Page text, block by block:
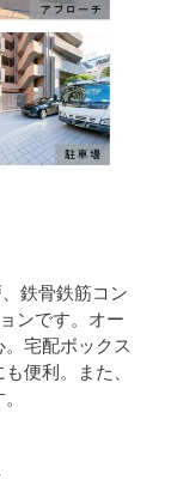
鉄骨鉄筋コン
ンです。オー
宅配ボックス
便利。また、